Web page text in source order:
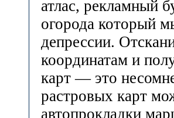
атлас, рекламный
огорода который
депрессии.
координатам и
карт — это
растровых карт
автопрокладки